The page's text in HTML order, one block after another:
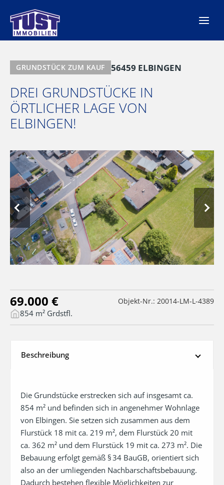
Inhalt
springen
GRUNDSTÜCK ZUM KAUF 56459 ELBINGEN
DREI GRUNDSTÜCKE IN
ÖRTLICHER LAGE VON
ELBINGEN!
69.000 € Objekt-Nr.: 20014-LM-L-4389
854 m² Grdstfl.
Beschreibung
Die Grundstücke erstrecken sich auf insgesamt ca.
854 m² und befinden sich in angenehmer Wohnlage
von Elbingen. Sie setzen sich zusammen aus dem
Flurstück 18 mit ca. 219 m², dem Flurstück 20 mit
ca. 362 m² und dem Flurstück 19 mit ca. 273 m². Die
Bebauung erfolgt gemäß § 34 BauGB, orientiert sich
also an der umliegenden Nachbarschaftsbebauung.
Dadurch bestehen flexible Möglichkeiten zur